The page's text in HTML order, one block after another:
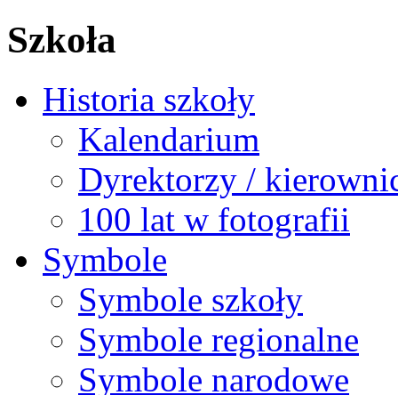
Szkoła
Historia szkoły
Kalendarium
Dyrektorzy /
100 lat w fotografii
Symbole
Symbole szkoły
Symbole regionalne
Symbole narodowe